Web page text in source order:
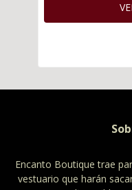
Encanto Boutique trae
vestuario que harán